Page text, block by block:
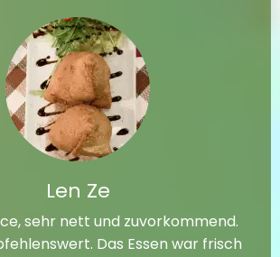
Len Ze
sehr nett und zuvorkommend.
Das Essen war frisch